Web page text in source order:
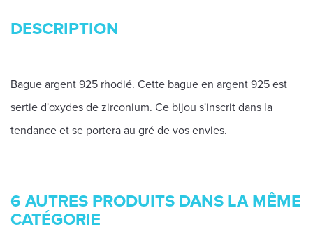
DESCRIPTION
Bague argent 925 rhodié. Cette bague en argent 925 est
sertie d'oxydes de zirconium. Ce bijou s'inscrit dans la
tendance et se portera au gré de vos envies.
6 AUTRES PRODUITS DANS LA MÊME
CATÉGORIE